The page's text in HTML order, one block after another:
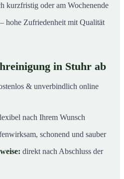
kurzfristig oder am Wochenende
– hohe Zufriedenheit mit Qualität
in Stuhr ab
& unverbindlich online
nach Ihrem Wunsch
schonend und sauber
direkt nach Abschluss der